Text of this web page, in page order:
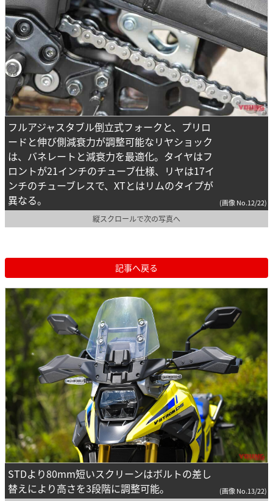
フルアジャスタブル倒立式フォークと、プリロ
ードと伸び側減衰力が調整可能なリヤショック
は、バネレートと減衰力を最適化。タイヤはフ
ロントが21インチのチューブ仕様、リヤは17イ
ンチのチューブレスで、XTとはリムのタイプが
異なる。
(画像 No.12/22)
縦スクロールで次の写真へ
記事へ戻る
STDより80mm短いスクリーンはボルトの差し
替えにより高さを3段階に調整可能。
(画像 No.13/22)